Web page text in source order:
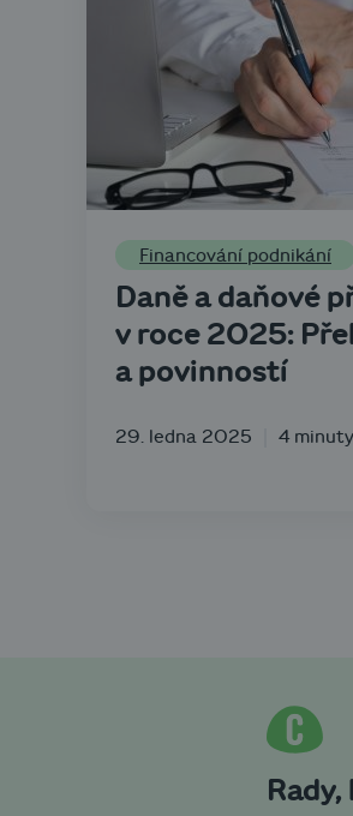
Financování podnikání
Daně a daňové
v roce 2025:
a povinností
29. ledna 2025 4